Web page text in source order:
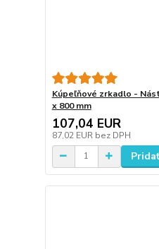
Kúpeľňové zrkadlo -
x 800 mm
107,04 EUR
87,02 EUR bez DPH